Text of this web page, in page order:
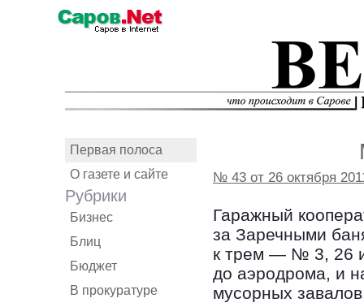
Первая полоса
О газете и сайте
Рубрики
Бизнес
Блиц
Бюджет
В прокуратуре
№ 43 от 26 октября
Гаражный
за Заречными
к трем — № 3, 26 и
до аэродрома, и
мусорных